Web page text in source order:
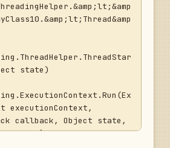
state)
executionContext,
callback, Object state,